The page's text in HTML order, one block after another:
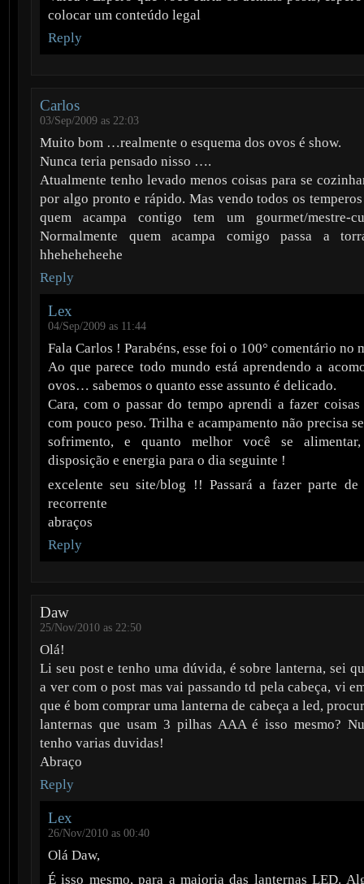
colocar um conteúdo legal
Reply
Carlos
03/Sep/2009 as 22:03
Muito bom …realmente o esquema dos ovos é show.
Nunca teria pensado nisso ….
Atualmente tenho levado menos coisas para se
por algo pronto e rápido. Mas vendo todos os
quem acampa contigo tem um gourmet/mestre-
Normalmente quem acampa comigo passa a
hheheheheehe
Reply
Lex
04/Sep/2009 as 11:44
Fala Carlos ! Parabéns, esse foi o 100° comentário no
Ao que parece todo mundo está aprendendo a
ovos… sabemos o quanto esse assunto é delicado.
Cara, com o passar do tempo aprendi a fazer coisas
com pouco peso. Trilha e acampamento não precisa
sofrimento, e quanto melhor você se
disposição e energia para o dia seguinte !
excelente seu site/blog !! Passará a fazer parte
recorrente
abraços
Reply
Daw
25/Nov/2010 as 22:50
Olá!
Li seu post e tenho uma dúvida, é sobre lanterna, sei
a ver com o post mas vai passando td pela cabeça, vi
que é bom comprar uma lanterna de cabeça a led,
lanternas que usam 3 pilhas AAA é isso mesmo?
tenho varias duvidas!
Abraço
Reply
Lex
26/Nov/2010 as 00:40
Olá Daw,
É isso mesmo, para a maioria das lanternas LED.